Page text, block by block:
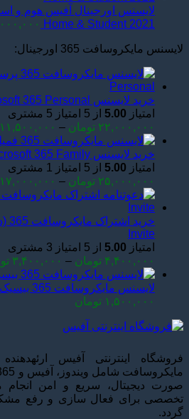
Home & Student 2021
لایسنس مایکروسافت 365 اورجینال:
خرید لایسنس Microsoft 365 Personal اورجینال (۱ نفره)
امتیاز 5.00 از 5 امتیاز 5 مشتری
۲۲,۰۰۰,۰۰۰ تومان – ۱۱,۵۰۰,۰۰۰
خرید لایسنس Microsoft 365 Family اورجینال (۶ نفره)
امتیاز 5.00 از 5 امتیاز 1 مشتری
۲۵,۰۰۰,۰۰۰ تومان – ۱۷,۰۰۰,۰۰۰
Invite
امتیاز 5.00 از 5 امتیاز 3 مشتری
۴,۴۰۰,۰۰۰ تومان – ۳,۴۰۰,۰۰۰
لایسنس مایکروسافت 365 بیسیک-Microsoft 365 Basic
۱,۵۰۰,۰۰۰ تومان
فروشگاه اینترنتی آفیس
صورت دیجیتال، سریع و امن
تخصصی برای فعال سازی و رفع
گردد.